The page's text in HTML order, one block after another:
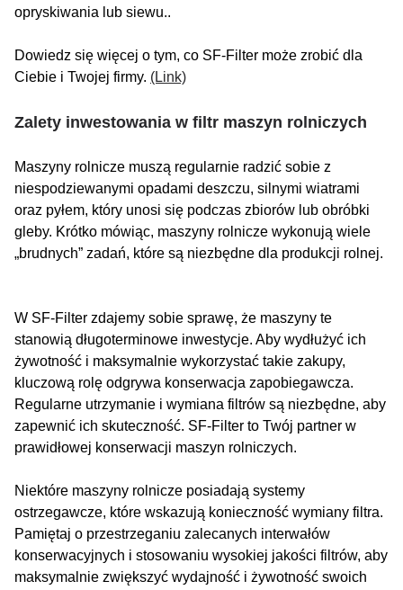
opryskiwania lub siewu..
Dowiedz się więcej o tym, co SF-Filter może zrobić dla
Ciebie i Twojej firmy. (Link)
Zalety inwestowania w filtr maszyn rolniczych
Maszyny rolnicze muszą regularnie radzić sobie z
niespodziewanymi opadami deszczu, silnymi wiatrami
oraz pyłem, który unosi się podczas zbiorów lub obróbki
gleby. Krótko mówiąc, maszyny rolnicze wykonują wiele
„brudnych” zadań, które są niezbędne dla produkcji rolnej.
W SF-Filter zdajemy sobie sprawę, że maszyny te
stanowią długoterminowe inwestycje. Aby wydłużyć ich
żywotność i maksymalnie wykorzystać takie zakupy,
kluczową rolę odgrywa konserwacja zapobiegawcza.
Regularne utrzymanie i wymiana filtrów są niezbędne, aby
zapewnić ich skuteczność. SF-Filter to Twój partner w
prawidłowej konserwacji maszyn rolniczych.
Niektóre maszyny rolnicze posiadają systemy
ostrzegawcze, które wskazują konieczność wymiany filtra.
Pamiętaj o przestrzeganiu zalecanych interwałów
konserwacyjnych i stosowaniu wysokiej jakości filtrów, aby
maksymalnie zwiększyć wydajność i żywotność swoich